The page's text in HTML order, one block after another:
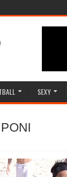
SEXY